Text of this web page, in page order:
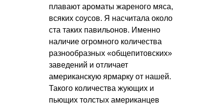
плавают ароматы жареного мяса,
всяких соусов. Я насчитала около
ста таких павильонов. Именно
наличие огромного количества
разнообразных «общепитовских»
заведений и отличает
американскую ярмарку от нашей.
Такого количества жующих и
пьющих толстых американцев